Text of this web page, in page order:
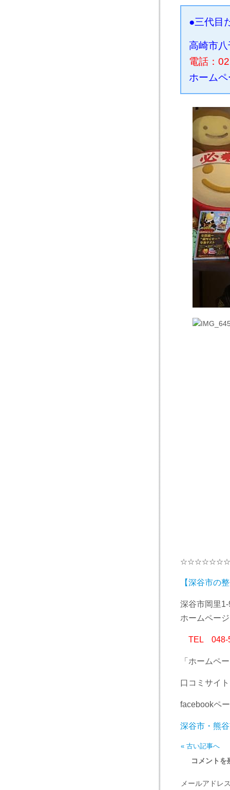
●三代目
高崎市
電話：
ホーム
【深谷市の
深谷市岡里
ホームペー
TEL 048-
「ホームペ
口コミサイ
facebookペ
深谷市・熊
« 古い記事へ
コメントを
メールアドレ